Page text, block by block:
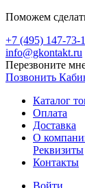
Поможем
+7 (495) 147-73-
info@gkontakt.ru
Перезвоните
Позвонить
Каталог
Оплата
Доставка
О
Реквизиты
Контакты
Войти